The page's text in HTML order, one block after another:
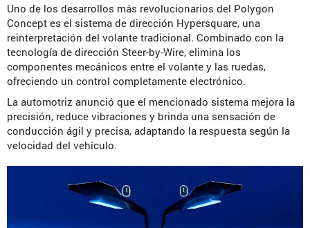
Uno de los desarrollos más revolucionarios del Polygon
Concept es el sistema de dirección Hypersquare, una
reinterpretación del volante tradicional. Combinado con la
tecnología de dirección Steer-by-Wire, elimina los
componentes mecánicos entre el volante y las ruedas,
ofreciendo un control completamente electrónico.
La automotriz anunció que el mencionado sistema mejora la
precisión, reduce vibraciones y brinda una sensación de
conducción ágil y precisa, adaptando la respuesta según la
velocidad del vehículo.